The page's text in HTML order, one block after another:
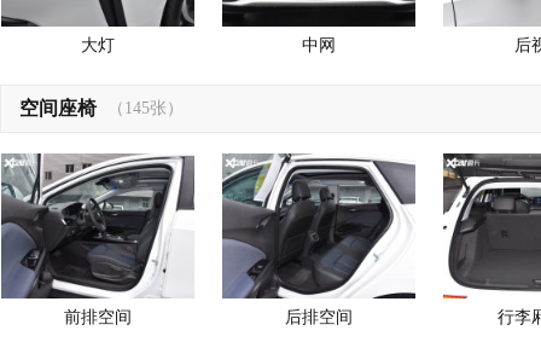
大灯 中网 后
空间座椅 （145张）
前排空间 后排空间 行李